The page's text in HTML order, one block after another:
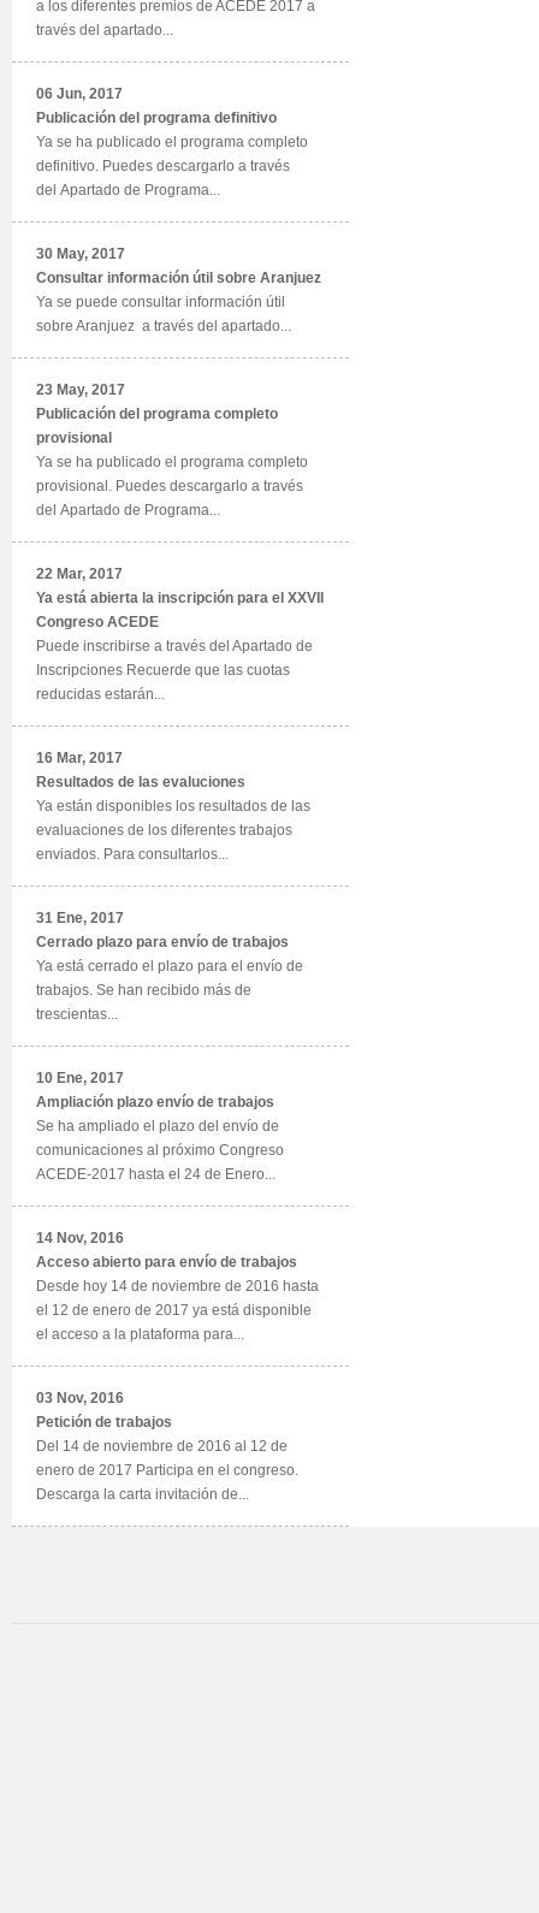
a los diferentes premios de ACEDE 2017 a
través del apartado...
06 Jun, 2017
Publicación del programa definitivo
Ya se ha publicado el programa completo
definitivo. Puedes descargarlo a través
del Apartado de Programa...
30 May, 2017
Consultar información útil sobre Aranjuez
Ya se puede consultar información útil
sobre Aranjuez a través del apartado...
23 May, 2017
Publicación del programa completo
provisional
Ya se ha publicado el programa completo
provisional. Puedes descargarlo a través
del Apartado de Programa...
22 Mar, 2017
Ya está abierta la inscripción para el XXVII
Congreso ACEDE
Puede inscribirse a través del Apartado de
Inscripciones Recuerde que las cuotas
reducidas estarán...
16 Mar, 2017
Resultados de las evaluciones
Ya están disponibles los resultados de las
evaluaciones de los diferentes trabajos
enviados. Para consultarlos...
31 Ene, 2017
Cerrado plazo para envío de trabajos
Ya está cerrado el plazo para el envío de
trabajos. Se han recibido más de
trescientas...
10 Ene, 2017
Ampliación plazo envío de trabajos
Se ha ampliado el plazo del envío de
comunicaciones al próximo Congreso
ACEDE-2017 hasta el 24 de Enero...
14 Nov, 2016
Acceso abierto para envío de trabajos
Desde hoy 14 de noviembre de 2016 hasta
el 12 de enero de 2017 ya está disponible
el acceso a la plataforma para...
03 Nov, 2016
Petición de trabajos
Del 14 de noviembre de 2016 al 12 de
enero de 2017 Participa en el congreso.
Descarga la carta invitación de...